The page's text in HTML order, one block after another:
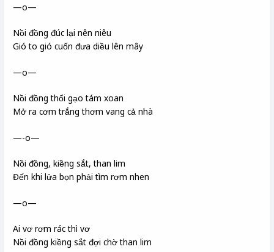
—o—
Nồi đồng đúc lại nên niêu
Gió to gió cuốn đưa diều lên mây
—o—
Nồi đồng thổi gạo tám xoan
Mở ra cơm trắng thơm vang cả nhà
—-o—
Nồi đồng, kiềng sắt, than lim
Đến khi lửa bọn phải tìm rơm nhen
—o—
Ai vơ rơm rác thì vơ
Nồi đồng kiềng sắt đợi chờ than lim